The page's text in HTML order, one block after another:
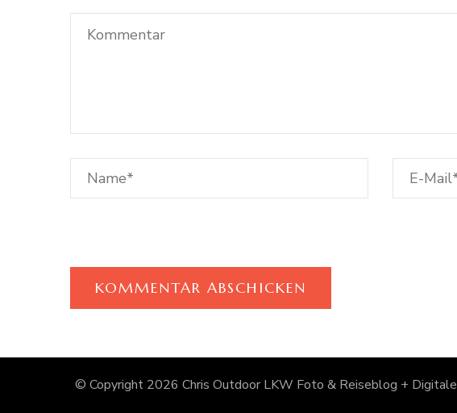
© Copyright 2026 Chris Outdoor LKW Foto & Reiseblog +